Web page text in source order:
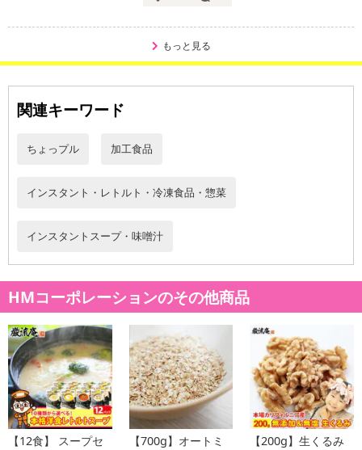
【中華スープ1袋あたり】 ・カロリー：8.27、 ・タンパク質：0.2
3g、 ・脂質：0.14g、 ・炭水化物：1.50g、 ・塩分：1.82g
・注意事項：
・直射日光を避け常温にて保管ください
・開封後は賞味期限に限らずお早めに召し上がりください
注意事項
【賞味・消費期限のある商品について】
※お申込み後のキャンセルはお受けできません。
記載されている内容を必ずご確認いただき、お届けする商品セット
にご納得いただきましたうえでお申し込みください。
※パッケージ変更や商品リニューアル（成分など含む）等により、
参考の掲載画像や画像内のバーコードなど、お届け商品と多少異な
る場合がございます。
また、[新たな加工食品の原料原産地表示制度]の経過措置期間の終
了により、商品詳細内に記載の原産国・原材料の表記が旧表記の場
合がございます。
あらかじめご了承いただいた上でお申込みください。なお、本理由
もっと見る
関連キーワード
ちょっプル 加工食品
インスタント・レトルト・冷凍食品・惣菜
インスタントスープ・味噌汁
HMコーポレーションのその他商品
【12食】 スープセ
【700g】オートミ
【200g】生くるみ